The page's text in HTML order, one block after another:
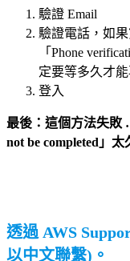
驗證 Email
驗證電話，如
「Phone
定要等多久才能
登入
最後：這個方法失敗
not be completed」太
透過 AWS
以中文聯繫)。